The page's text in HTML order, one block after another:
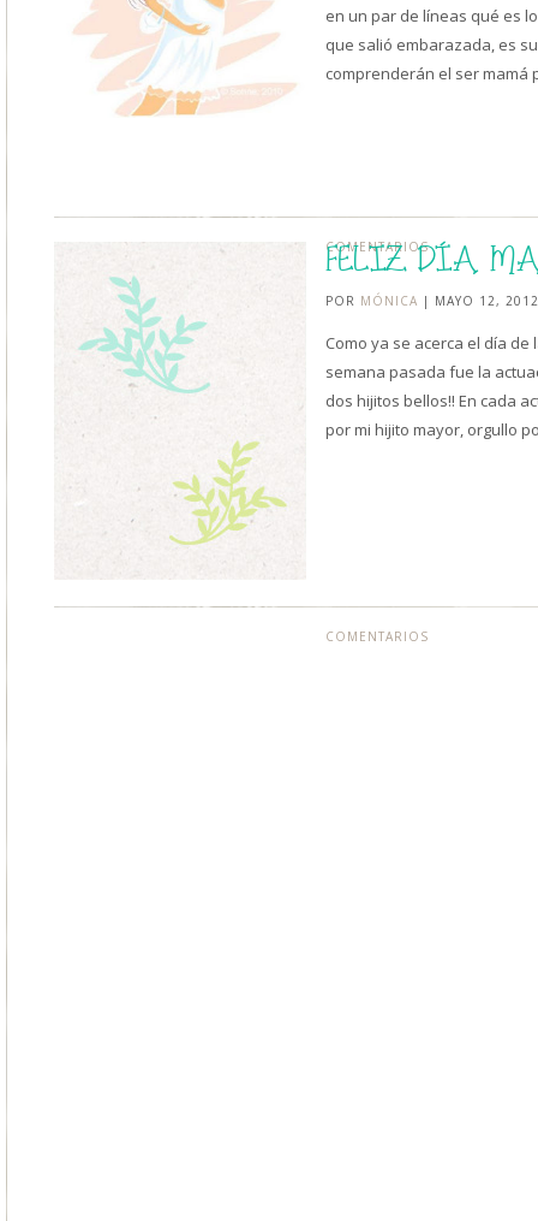
en un par de líneas qué es
que salió embarazada, es
comprenderán el ser
COMENTARIOS
FELIZ DÍA
POR MÓNICA | MAYO 12, 2012
Como ya se acerca el día
semana pasada fue la
dos hijitos bellos!! En cada
por mi hijito mayor, orgullo
COMENTARIOS